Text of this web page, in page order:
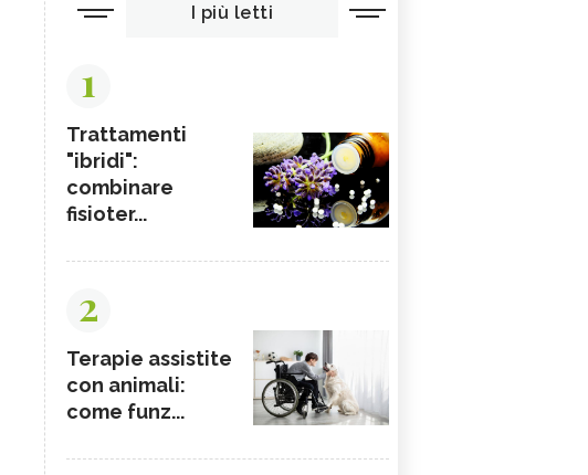
I più letti
1
Trattamenti
"ibridi":
combinare
fisioter...
2
Terapie assistite
con animali:
come funz...